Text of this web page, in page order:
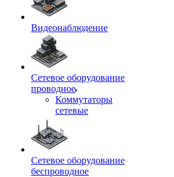
Видеонаблюдение
Сетевое оборудование
проводное
Коммутаторы
сетевые
Сетевое оборудование
беспроводное